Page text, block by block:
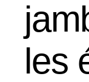
les